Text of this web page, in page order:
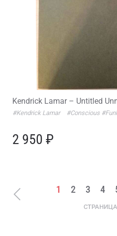
Kendrick Lamar – Untitled
#Kendrick Lamar #Conscious
2 950 ₽
1 2 3 4
СТРАНИЦА